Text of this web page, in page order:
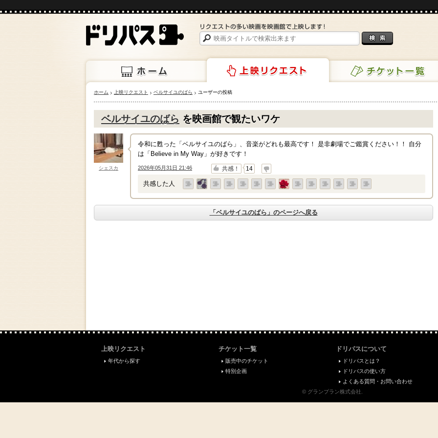
ホーム 上映リクエスト チケット一覧
ホーム 上映リクエスト ベルサイユのばら ユーザーの投稿
ベルサイユのばら を映画館で観たいワケ
シェスカ
令和に甦った「ベルサイユのばら」、音楽がどれも最高です！ 是非劇場でご鑑賞ください！！ 自分
は「Believe in My Way」が好きです！
2026年05月31日 21:46
↑ 共感！ 14
↓
共感した人
「ベルサイユのばら」のページへ戻る
上映リクエスト
年代から探す
チケット一覧
販売中のチケット
特別企画
ドリパスについて
ドリパスとは？
ドリパスの使い方
よくある質問・お問い合わせ
© グランプラン株式会社.